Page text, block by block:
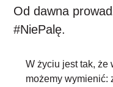
Od dawna
#NiePalę.
W życiu jest tak, że
możemy wymienić: